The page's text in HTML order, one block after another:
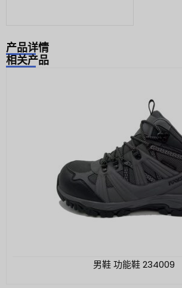
产品详情
相关产品
男鞋 功能鞋 234009